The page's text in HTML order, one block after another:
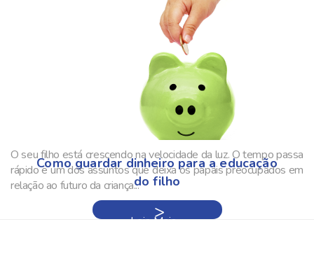
Como guardar dinheiro para a educação
do filho
O seu filho está crescendo na velocidade da luz. O tempo passa
rápido e um dos assuntos que deixa os papais preocupados em
relação ao futuro da criança...
Leia Mais »